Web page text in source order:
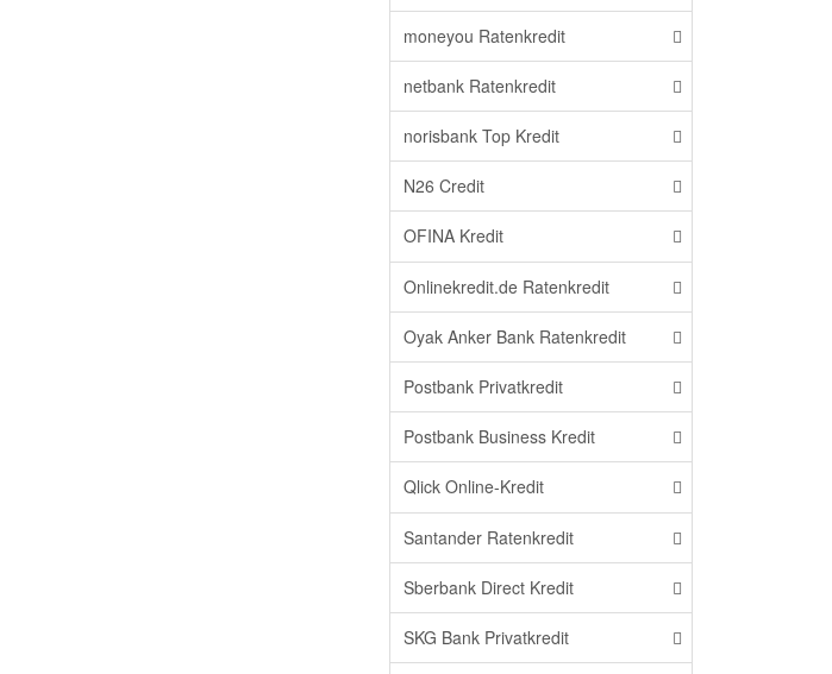
moneyou Ratenkredit
netbank Ratenkredit
norisbank Top Kredit
N26 Credit
OFINA Kredit
Onlinekredit.de Ratenkredit
Oyak Anker Bank Ratenkredit
Postbank Privatkredit
Postbank Business Kredit
Qlick Online-Kredit
Santander Ratenkredit
Sberbank Direct Kredit
SKG Bank Privatkredit